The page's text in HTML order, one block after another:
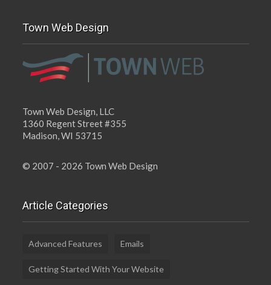
Town Web Design
Town Web Design, LLC
1360 Regent Street #355
Madison, WI 53715
© 2007 - 2026 Town Web Design
Article Categories
Advanced Features Emails
Getting Started With Your Website